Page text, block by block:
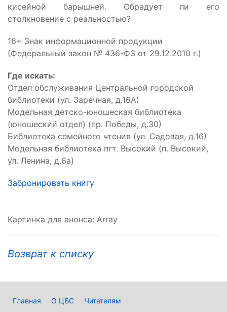
кисейной барышней. Обрадует ли его
столкновение с реальностью?
16+ Знак информационной продукции
(Федеральный закон № 436-ФЗ от 29.12.2010 г.)
Где искать:
Отдел обслуживания Центральной городской
библиотеки (ул. Заречная, д.16А)
Модельная детско-юношеская библиотека
(юношеский отдел) (пр. Победы, д.30)
Библиотека семейного чтения (ул. Садовая, д.16)
Модельная библиотека пгт. Высокий (п. Высокий,
ул. Ленина, д.6а)
Забронировать книгу
Картинка для анонса: Array
Возврат к списку
Главная О ЦБС Читателям